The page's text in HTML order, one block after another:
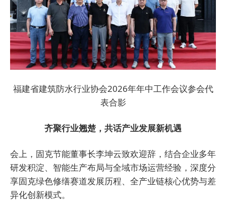
福建省建筑防水行业协会2026年年中工作会议参会代
表合影
齐聚行业翘楚，共话产业发展新机遇
会上，固克节能董事长李坤云致欢迎辞，结合企业多年
研发积淀、智能生产布局与全域市场运营经验，深度分
享固克绿色修缮赛道发展历程、全产业链核心优势与差
异化创新模式。